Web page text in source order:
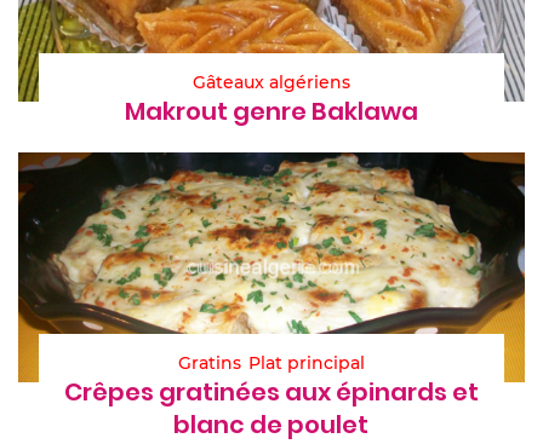
Gâteaux algériens
Makrout genre Baklawa
Gratins Plat principal
Crêpes gratinées aux épinards et
blanc de poulet